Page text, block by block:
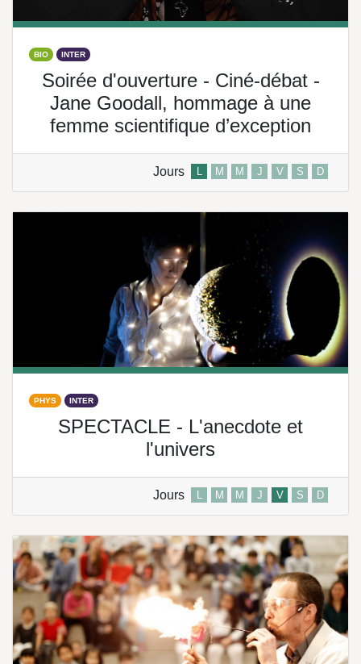
BIO INTER
Soirée d'ouverture - Ciné-débat -
Jane Goodall, hommage à une
femme scientifique d’exception
Jours L M M J V S D
PHYS INTER
SPECTACLE - L'anecdote et
l'univers
Jours L M M J V S D